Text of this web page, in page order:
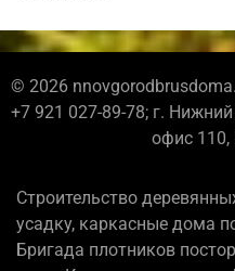
© 2026
+7 921 027-89-78; г.
офис
Строительство
усадку, каркасные дома
Бригада плотников